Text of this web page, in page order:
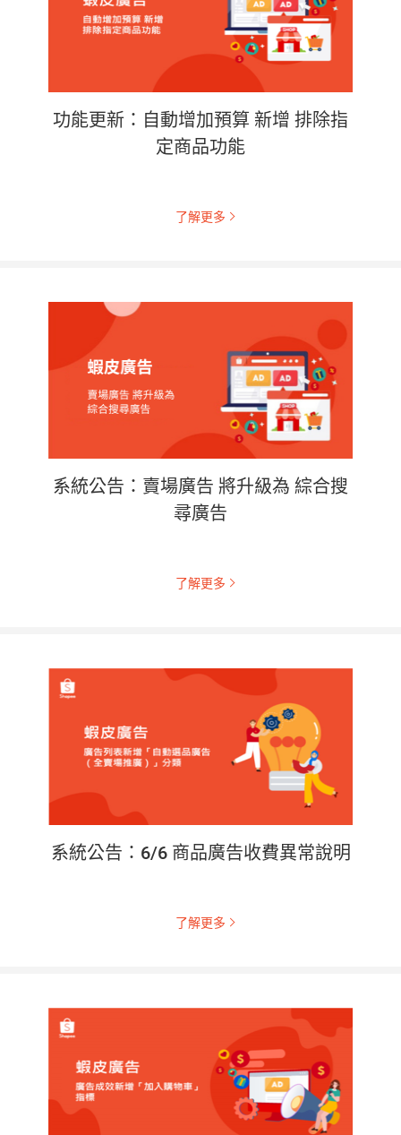
功能更新：自動增加預算 新增 排除指
定商品功能
了解更多
系統公告：賣場廣告 將升級為 綜合搜
尋廣告
了解更多
系統公告：6/6 商品廣告收費異常說明
了解更多